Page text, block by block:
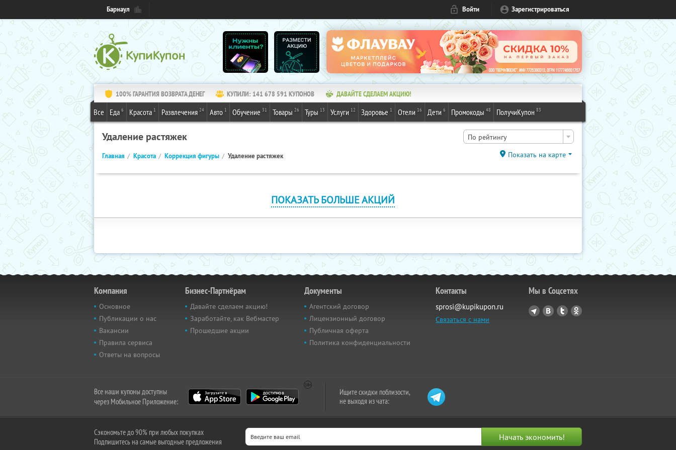
Барнаул Войти Зарегистрироваться
100% ГАРАНТИЯ ВОЗВРАТА ДЕНЕГ КУПИЛИ: 141 678 591 КУПОНОВ ДАВАЙТЕ СДЕЛАЕМ АКЦИЮ!
Все Еда 6 Красота 1 Развлечения 24 Авто 1 Обучение 31 Товары 26 Туры 13 Услуги 12 Здоровье 1 Отели 16 Дети 6 Промокоды 48 ПолучиКупон 83
Удаление растяжек По рейтингу
Главная Красота Коррекция фигуры Удаление растяжек Показать на карте
ПОКАЗАТЬ БОЛЬШЕ АКЦИЙ
Компания
Основное
Публикации о нас
Вакансии
Правила сервиса
Ответы на вопросы
Бизнес-Партнёрам
Давайте сделаем акцию!
Заработайте, как Вебмастер
Прошедшие акции
Документы
Агентский договор
Лицензионный договор
Публичная оферта
Политика конфиденциальности
Контакты
sprosi@kupikupon.ru
Связаться с нами
Мы в Соцсетях
Все наши купоны доступны
через Мобильное Приложение:
Ищите скидки поблизости,
не выходя из чата:
Сэкономьте до 90% при любых покупках
Подпишитесь на самые выгодные предложения